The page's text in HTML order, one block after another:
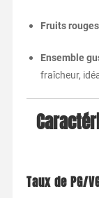
Fruits rouges
Ensemble
fraîcheur,
Taux de PG/